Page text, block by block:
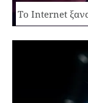
Το Internet